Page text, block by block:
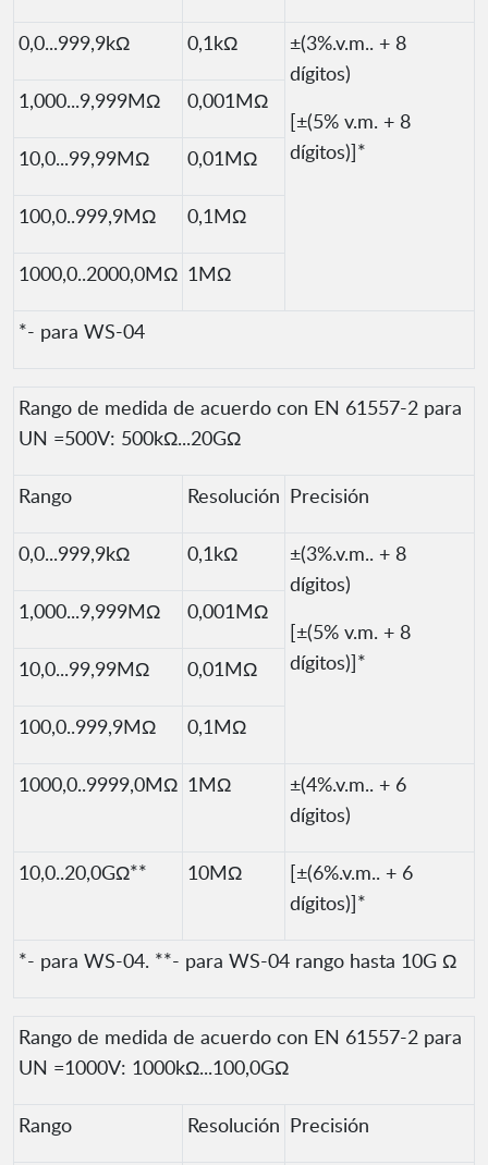
0,0...999,9kΩ 0,1kΩ
±(3%.v.m.. + 8
dígitos)
[±(5% v.m. + 8
dígitos)]*
1,000...9,999MΩ 0,001MΩ
10,0...99,99MΩ 0,01MΩ
100,0..999,9MΩ 0,1MΩ
1000,0..2000,0MΩ 1MΩ
*- para WS-04
Rango de medida de acuerdo con EN 61557-2 para
UN =500V: 500kΩ...20GΩ
Rango Resolución Precisión
0,0...999,9kΩ 0,1kΩ
±(3%.v.m.. + 8
dígitos)
[±(5% v.m. + 8
dígitos)]*
1,000...9,999MΩ 0,001MΩ
10,0...99,99MΩ 0,01MΩ
100,0..999,9MΩ 0,1MΩ
1000,0..9999,0MΩ 1MΩ
±(4%.v.m.. + 6
dígitos)
10,0..20,0GΩ** 10MΩ
[±(6%.v.m.. + 6
dígitos)]*
*- para WS-04. **- para WS-04 rango hasta 10G Ω
Rango de medida de acuerdo con EN 61557-2 para
UN =1000V: 1000kΩ...100,0GΩ
Rango Resolución Precisión